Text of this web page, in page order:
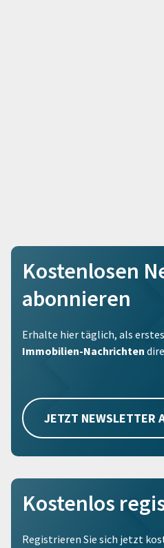
Kostenlosen
abonnieren
Erhalte hier täglich, als
Immobilien-Nachrichten
JETZT NEWSLETTER
Kostenlos
Registrieren Sie sich jetzt